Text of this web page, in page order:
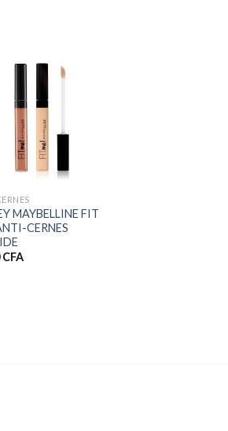
MAYBELLINE FIT
CERNES
CFA